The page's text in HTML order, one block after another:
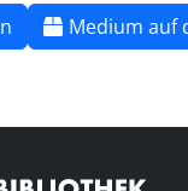
Medium auf